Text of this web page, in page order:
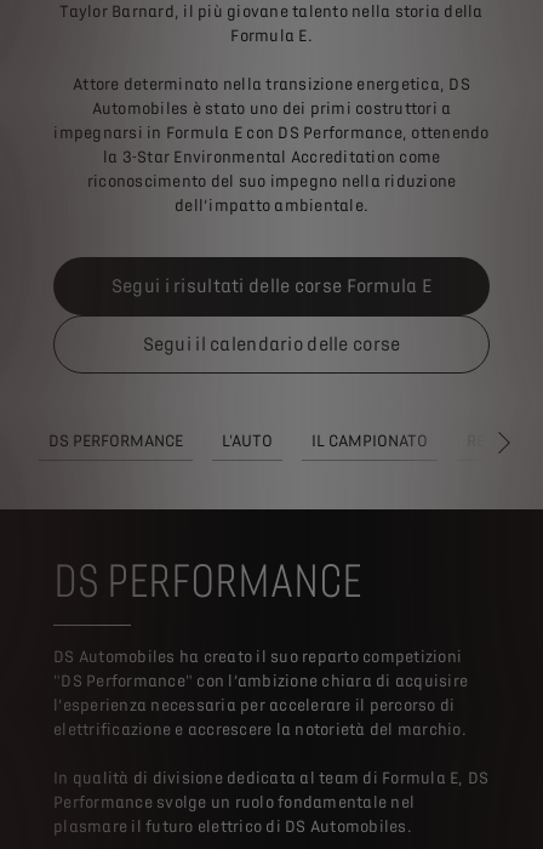
Taylor Barnard, il più giovane talento nella storia della
Formula E.
Attore determinato nella transizione energetica, DS
Automobiles è stato uno dei primi costruttori a
impegnarsi in Formula E con DS Performance, ottenendo
la 3-Star Environmental Accreditation come
riconoscimento del suo impegno nella riduzione
dell’impatto ambientale.
Segui i risultati delle corse Formula E
Segui il calendario delle corse
DS PERFORMANCE L'AUTO IL CAMPIONATO
DS PERFORMANCE
DS Automobiles ha creato il suo reparto competizioni
"DS Performance" con l’ambizione chiara di acquisire
l’esperienza necessaria per accelerare il percorso di
elettrificazione e accrescere la notorietà del marchio.
In qualità di divisione dedicata al team di Formula E, DS
Performance svolge un ruolo fondamentale nel
plasmare il futuro elettrico di DS Automobiles.